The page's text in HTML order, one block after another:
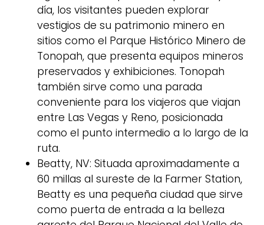
día, los visitantes pueden explorar
vestigios de su patrimonio minero en
sitios como el Parque Histórico Minero de
Tonopah, que presenta equipos mineros
preservados y exhibiciones. Tonopah
también sirve como una parada
conveniente para los viajeros que viajan
entre Las Vegas y Reno, posicionada
como el punto intermedio a lo largo de la
ruta.
Beatty, NV: Situada aproximadamente a
60 millas al sureste de la Farmer Station,
Beatty es una pequeña ciudad que sirve
como puerta de entrada a la belleza